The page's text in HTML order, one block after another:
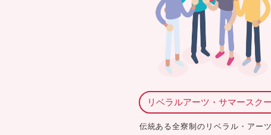
リベラルアーツ・サマースク
伝統ある全寮制のリベラル・アー